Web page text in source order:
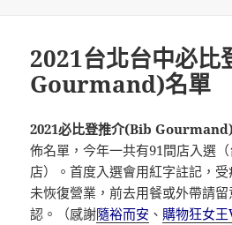
2021台北台中必比
Gourmand)名單
2021必比登推介(Bib
佈名單，今年一共有91間店入選
店）。首度入選會用紅字註記，
未恢復營業，前去用餐或外帶請
認。（感謝隨裕而安 、 購物狂女